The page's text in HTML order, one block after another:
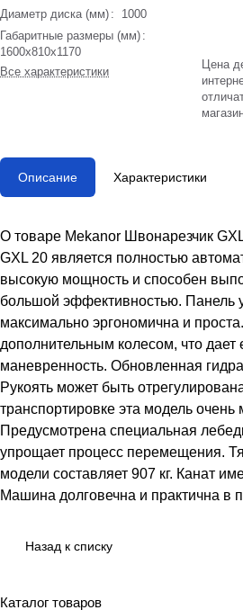
Диаметр диска (мм) :
1000
Габаритные размеры (мм) :
1600х810х1170
Все характеристики
Цена
Описание Характеристики
О товаре Mekanor Швонарезчик
GXL 20 является полностью
высокую мощность и способен
большой эффективностью. Панель
максимально эргономична и
дополнительным колесом, что
маневренность. Обновленная
Рукоять может быть
транспортировке эта модель очень
Предусмотрена специальная
упрощает процесс перемещения.
модели составляет 907 кг. Канат
Машина долговечна и практична в
Назад к списку
Каталог товаров